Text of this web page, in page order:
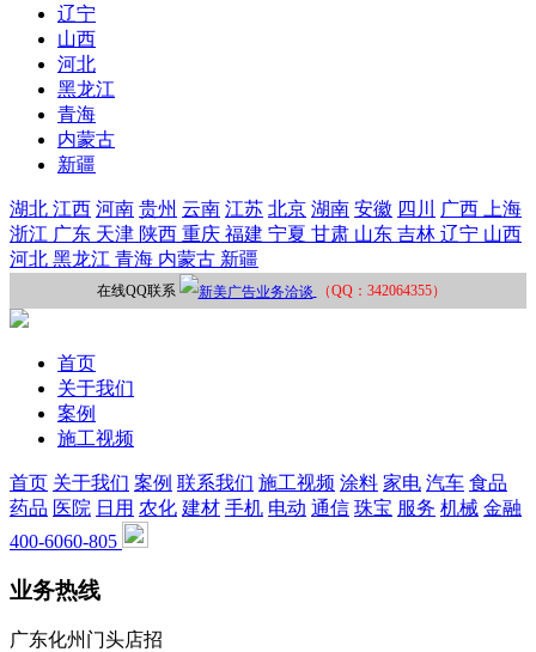
辽宁
山西
河北
黑龙江
青海
内蒙古
新疆
湖北 江西 河南 贵州 云南 江苏 北京 湖南 安徽 四川 广西
上海
浙江 广东 天津 陕西 重庆 福建 宁夏 甘肃 山东 吉林 辽宁 山西
河北 黑龙江 青海 内蒙古 新疆
在线QQ联系 （QQ：342064355）
首页
关于我们
案例
施工视频
首页 关于我们 案例 联系我们 施工视频 涂料 家电 汽车 食品
药品 医院 日用 农化 建材 手机 电动 通信 珠宝 服务 机械 金融
400-6060-805
业务热线
广东化州门头店招